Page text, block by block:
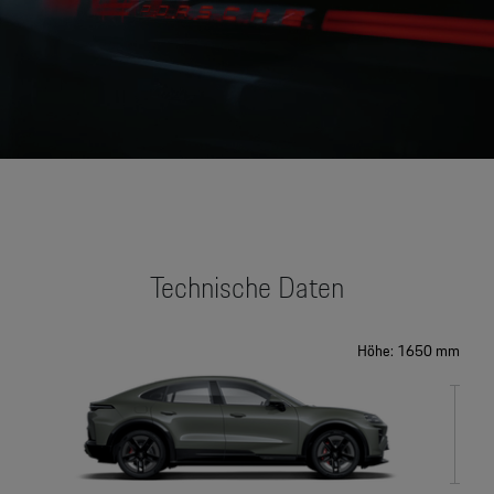
Technische Daten
Höhe: 1650 mm